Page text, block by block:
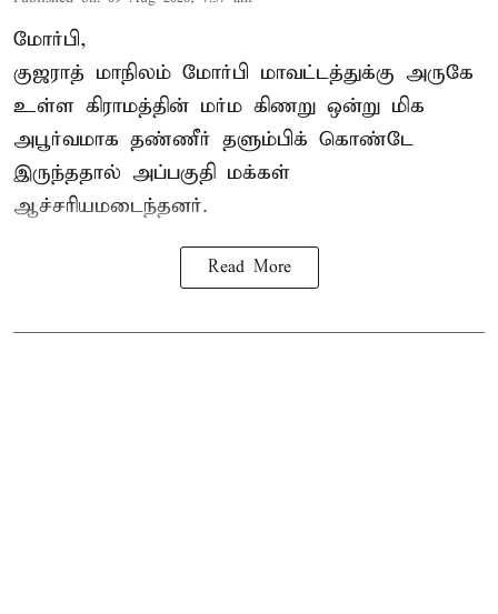
மோர்பி,
குஜராத் மாநிலம் மோர்பி மாவட்டத்துக்கு அருகே
உள்ள கிராமத்தின் மர்ம கிணறு ஒன்று மிக
அபூர்வமாக தண்ணீர் தளும்பிக் கொண்டே
இருந்ததால் அப்பகுதி மக்கள்
ஆச்சரியமடைந்தனர்.
Read More